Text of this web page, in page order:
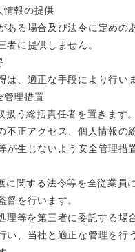
情報の提供
る場合及び法令に定めの
者に提供しません。
、適正な手段により行いま
管理措置
扱う総括責任者を置きます。
不正アクセス、個人情報の
が生じないよう安全管理措
に関する法令等を全従業員
督を行います。
理等を第三者に委託する場
い、当社と適正な管理を行